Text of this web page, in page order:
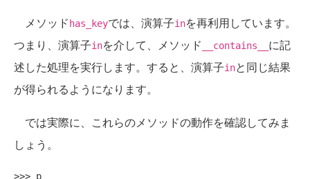
メソッド has_keyでは、演算子inを再利用しています。
つまり、演算子inを介して、メソッド __contains__ に記
述した処理を実行します。すると、演算子inと同じ結果
が得られるようになります。
では実際に、これらのメソッドの動作を確認してみま
しょう。
>>> p